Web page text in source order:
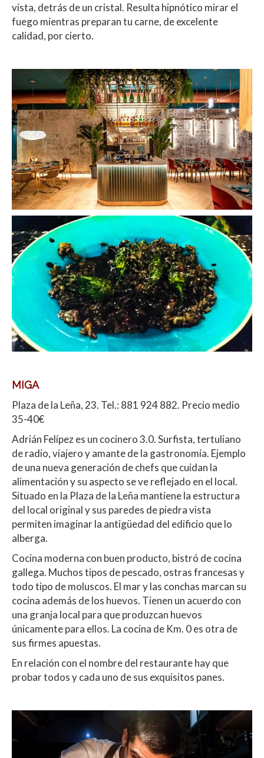
vista, detrás de un cristal. Resulta hipnótico mirar el
fuego mientras preparan tu carne, de excelente
calidad, por cierto.
MIGA
Plaza de la Leña, 23. Tel.: 881 924 882. Precio medio
35-40€
Adrián Felípez es un cocinero 3.0. Surfista, tertuliano
de radio, viajero y amante de la gastronomía. Ejemplo
de una nueva generación de chefs que cuidan la
alimentación y su aspecto se ve reflejado en el local.
Situado en la Plaza de la Leña mantiene la estructura
del local original y sus paredes de piedra vista
permiten imaginar la antigüedad del edificio que lo
alberga.
Cocina moderna con buen producto, bistró de cocina
gallega. Muchos tipos de pescado, ostras francesas y
todo tipo de moluscos. El mar y las conchas marcan su
cocina además de los huevos. Tienen un acuerdo con
una granja local para que produzcan huevos
únicamente para ellos. La cocina de Km. 0 es otra de
sus firmes apuestas.
En relación con el nombre del restaurante hay que
probar todos y cada uno de sus exquisitos panes.